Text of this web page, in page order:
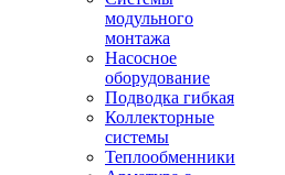
модульного
монтажа
Насосное
оборудование
Подводка гибкая
Коллекторные
системы
Теплообменники